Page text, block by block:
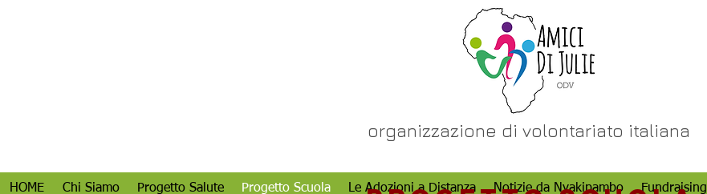
organizzazione di volontariato italiana
HOME Chi Siamo Progetto Salute Progetto Scuola Le Adozioni a Distanza Notizie da Nyakipambo Fundraising